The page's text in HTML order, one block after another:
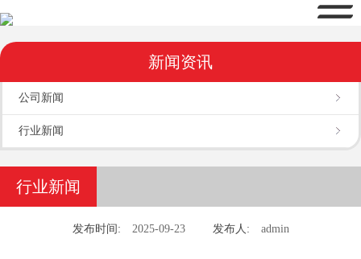
新闻资讯
公司新闻
行业新闻
行业新闻
发布时间: 2025-09-23 发布人: admin